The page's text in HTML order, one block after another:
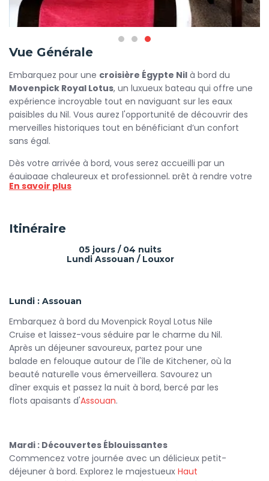
Vue Générale
Embarquez pour une croisière Égypte Nil à bord du
Movenpick Royal Lotus, un luxueux bateau qui offre une
expérience incroyable tout en naviguant sur les eaux
paisibles du Nil. Vous aurez l'opportunité de découvrir des
merveilles historiques tout en bénéficiant d’un confort
sans égal.
Dès votre arrivée à bord, vous serez accueilli par un
équipage chaleureux et professionnel, prêt à rendre votre
séjour mémorable. Les cabines spacieuses et élégamment
moments de détente tout en admirant des panoramas
spectaculaires sur le fleuve.
croisièreÉgypte Nil, préparez-vous à explorer
vous plongeront au cœur de l’histoire égyptienne, vous
permettant d’apprécier pleinement la grandeur de la
civilisation pharaonique.
À bord, vous pourrez également profiter de diverses
activités. Détendez-vous sur le sundeck, faites un
plongeon dans la piscine ou participez à des cours de
cuisineoù vous apprendrez à préparer des plats égyptiens.
Les soirées à bord sont tout aussi enchantées, avec des
La gastronomie est une part essentielle de votre
expérience. Le Movenpick Royal Lotus propose une
En savoir plus
Itinéraire
05 jours / 04 nuits
Lundi Assouan / Louxor
Lundi : Assouan
Embarquez à bord du Movenpick Royal Lotus Nile
Cruise et laissez-vous séduire par le charme du Nil.
Après un déjeuner savoureux, partez pour une
balade en felouque autour de l'île de Kitchener, où la
beauté naturelle vous émerveillera. Savourez un
dîner exquis et passez la nuit à bord, bercé par les
flots apaisants d'Assouan.
Mardi : Découvertes Éblouissantes
Commencez votre journée avec un délicieux petit-
déjeuner à bord. Explorez le majestueux Haut